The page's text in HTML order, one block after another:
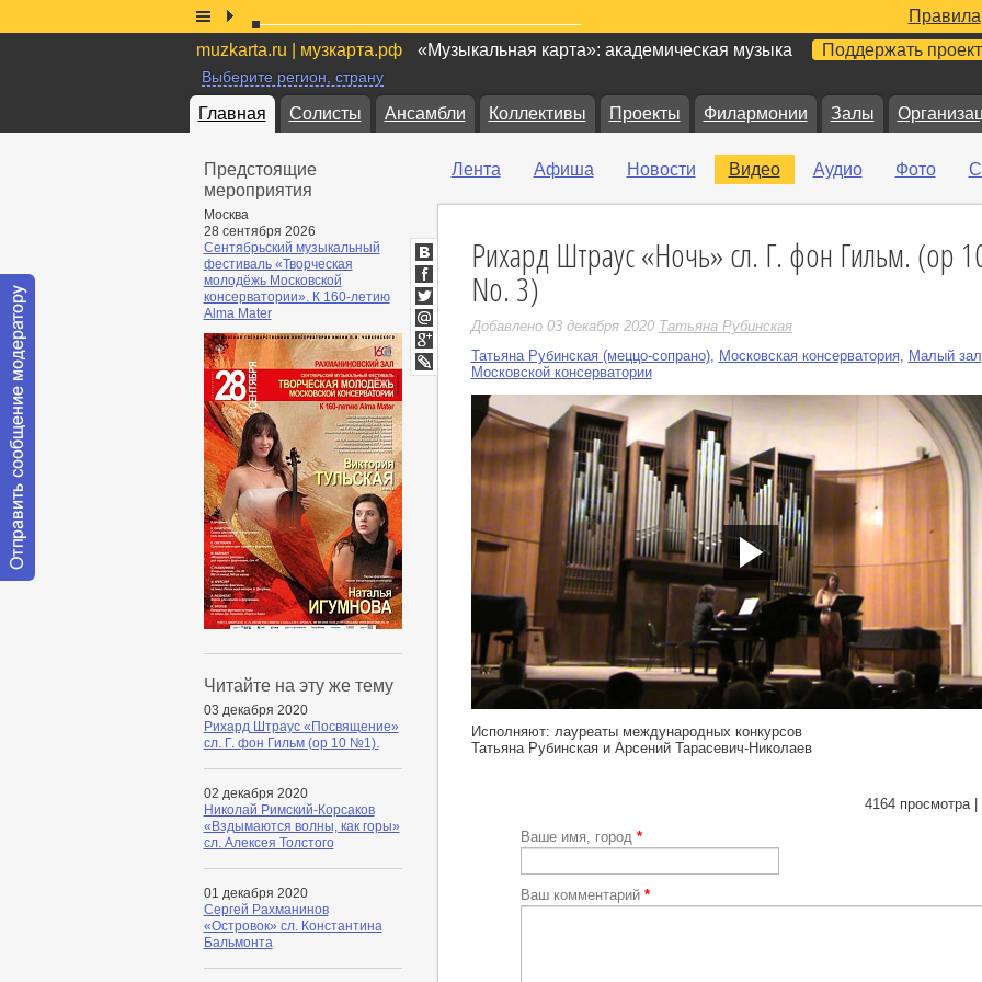
Правила
muzkarta.ru | музкарта.рф
«Музыкальная карта»: академическая музыка Поддержать проект
Выберите регион, страну
Главная Солисты Ансамбли Коллективы Проекты Филармонии Залы
Предстоящие
мероприятия
Москва
28 сентября 2026
Сентябрьский музыкальный
фестиваль «Творческая
молодёжь Московской
консерватории». К 160-летию
Alma Mater
Читайте на эту же тему
03 декабря 2020
Рихард Штраус «Посвящение»
сл. Г. фон Гильм (ор 10 №1).
02 декабря 2020
Николай Римский-Корсаков
«Вздымаются волны, как горы»
сл. Алексея Толстого
01 декабря 2020
Сергей Рахманинов
«Островок» сл. Константина
Бальмонта
Лента Афиша Новости Видео Аудио Фото
Рихард Штраус «Ночь» сл. Г. фон Гильм. (ор
No. 3)
Добавлено 03 декабря 2020 Татьяна Рубинская
Татьяна Рубинская (меццо-сопрано), Московская консерватория,
Малый зал
Московской консерватории
Исполняют: лауреаты международных конкурсов
Татьяна Рубинская и Арсений Тарасевич-Николаев
ВКонтакте
Facebook
Twitter
Мой
Мир
Google+
LiveJournal
4164 просмотра |
Ваше имя, город *
Ваш комментарий *